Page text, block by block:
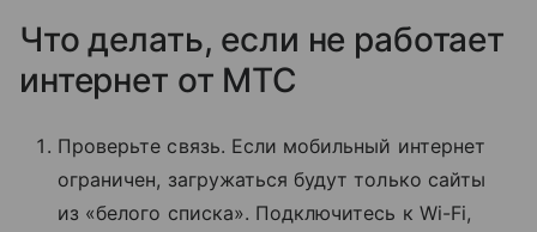
Что делать, если не работает
интернет от МТС
Проверьте связь. Если мобильный интернет
ограничен, загружаться будут только сайты
из «белого списка». Подключитесь к Wi-Fi,